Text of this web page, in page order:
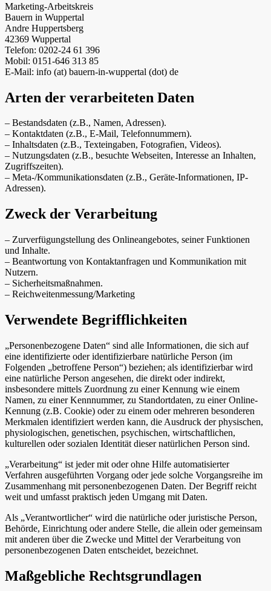
Marketing-Arbeitskreis
Bauern in Wuppertal
Andre Huppertsberg
42369 Wuppertal
Telefon: 0202-24 61 396
Mobil: 0151-646 313 85
E-Mail: info (at) bauern-in-wuppertal (dot) de
Arten der verarbeiteten Daten
– Bestandsdaten (z.B., Namen, Adressen).
– Kontaktdaten (z.B., E-Mail, Telefonnummern).
– Inhaltsdaten (z.B., Texteingaben, Fotografien, Videos).
– Nutzungsdaten (z.B., besuchte Webseiten, Interesse an Inhalten,
Zugriffszeiten).
– Meta-/Kommunikationsdaten (z.B., Geräte-Informationen, IP-
Adressen).
Zweck der Verarbeitung
– Zurverfügungstellung des Onlineangebotes, seiner Funktionen
und Inhalte.
– Beantwortung von Kontaktanfragen und Kommunikation mit
Nutzern.
– Sicherheitsmaßnahmen.
– Reichweitenmessung/Marketing
Verwendete Begrifflichkeiten
„Personenbezogene Daten“ sind alle Informationen, die sich auf
eine identifizierte oder identifizierbare natürliche Person (im
Folgenden „betroffene Person“) beziehen; als identifizierbar wird
eine natürliche Person angesehen, die direkt oder indirekt,
insbesondere mittels Zuordnung zu einer Kennung wie einem
Namen, zu einer Kennnummer, zu Standortdaten, zu einer Online-
Kennung (z.B. Cookie) oder zu einem oder mehreren besonderen
Merkmalen identifiziert werden kann, die Ausdruck der physischen,
physiologischen, genetischen, psychischen, wirtschaftlichen,
kulturellen oder sozialen Identität dieser natürlichen Person sind.
„Verarbeitung“ ist jeder mit oder ohne Hilfe automatisierter
Verfahren ausgeführten Vorgang oder jede solche Vorgangsreihe im
Zusammenhang mit personenbezogenen Daten. Der Begriff reicht
weit und umfasst praktisch jeden Umgang mit Daten.
Als „Verantwortlicher“ wird die natürliche oder juristische Person,
Behörde, Einrichtung oder andere Stelle, die allein oder gemeinsam
mit anderen über die Zwecke und Mittel der Verarbeitung von
personenbezogenen Daten entscheidet, bezeichnet.
Maßgebliche Rechtsgrundlagen